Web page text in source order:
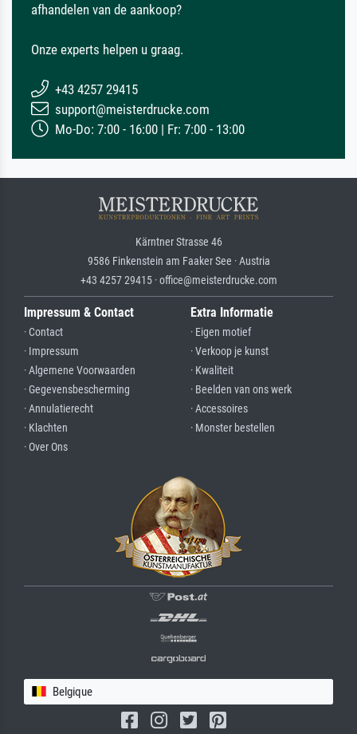
afhandelen van de aankoop?
Onze experts helpen u graag.
+43 4257 29415
support@meisterdrucke.com
Mo-Do: 7:00 - 16:00 | Fr: 7:00 - 13:00
Kärntner Strasse 46
9586 Finkenstein am Faaker See · Austria
+43 4257 29415 · office@meisterdrucke.com
Impressum & Contact
· Contact
· Impressum
· Algemene Voorwaarden
· Gegevensbescherming
· Annulatierecht
· Klachten
· Over Ons
Extra Informatie
· Eigen motief
· Verkoop je kunst
· Kwaliteit
· Beelden van ons werk
· Accessoires
· Monster bestellen
Belgique